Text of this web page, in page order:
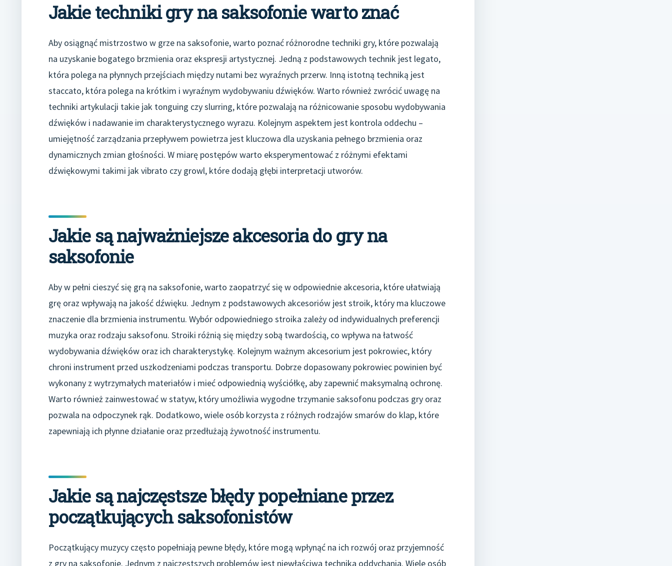
Jakie techniki gry na saksofonie warto znać
Aby osiągnąć mistrzostwo w grze na saksofonie, warto poznać różnorodne techniki gry, które pozwalają
na uzyskanie bogatego brzmienia oraz ekspresji artystycznej. Jedną z podstawowych technik jest legato,
która polega na płynnych przejściach między nutami bez wyraźnych przerw. Inną istotną techniką jest
staccato, która polega na krótkim i wyraźnym wydobywaniu dźwięków. Warto również zwrócić uwagę na
techniki artykulacji takie jak tonguing czy slurring, które pozwalają na różnicowanie sposobu wydobywania
dźwięków i nadawanie im charakterystycznego wyrazu. Kolejnym aspektem jest kontrola oddechu –
umiejętność zarządzania przepływem powietrza jest kluczowa dla uzyskania pełnego brzmienia oraz
dynamicznych zmian głośności. W miarę postępów warto eksperymentować z różnymi efektami
dźwiękowymi takimi jak vibrato czy growl, które dodają głębi interpretacji utworów.
Jakie są najważniejsze akcesoria do gry na
saksofonie
Aby w pełni cieszyć się grą na saksofonie, warto zaopatrzyć się w odpowiednie akcesoria, które ułatwiają
grę oraz wpływają na jakość dźwięku. Jednym z podstawowych akcesoriów jest stroik, który ma kluczowe
znaczenie dla brzmienia instrumentu. Wybór odpowiedniego stroika zależy od indywidualnych preferencji
muzyka oraz rodzaju saksofonu. Stroiki różnią się między sobą twardością, co wpływa na łatwość
wydobywania dźwięków oraz ich charakterystykę. Kolejnym ważnym akcesorium jest pokrowiec, który
chroni instrument przed uszkodzeniami podczas transportu. Dobrze dopasowany pokrowiec powinien być
wykonany z wytrzymałych materiałów i mieć odpowiednią wyściółkę, aby zapewnić maksymalną ochronę.
Warto również zainwestować w statyw, który umożliwia wygodne trzymanie saksofonu podczas gry oraz
pozwala na odpoczynek rąk. Dodatkowo, wiele osób korzysta z różnych rodzajów smarów do klap, które
zapewniają ich płynne działanie oraz przedłużają żywotność instrumentu.
Jakie są najczęstsze błędy popełniane przez
początkujących saksofonistów
Początkujący muzycy często popełniają pewne błędy, które mogą wpłynąć na ich rozwój oraz przyjemność
z gry na saksofonie. Jednym z najczęstszych problemów jest niewłaściwa technika oddychania. Wiele osób